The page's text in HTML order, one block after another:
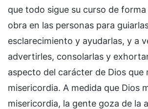
que todo sigue su curso de
obra en las personas para
esclarecimiento y ayudarlas, y a
advertirles, consolarlas y
aspecto del carácter de Dios que
misericordia. A medida que Dios
misericordia, la gente goza de la